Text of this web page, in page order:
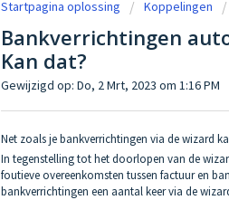
Startpagina oplossing Koppelingen
Bankverrichtingen
Kan dat?
Gewijzigd op: Do, 2 Mrt, 2023 om 1:16 PM
Net zoals je bankverrichtingen via de wizard
In tegenstelling tot het doorlopen van de
foutieve overeenkomsten tussen factuur en
bankverrichtingen een aantal keer via de